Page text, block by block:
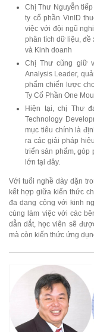
Chị Thư Nguyễn
ty cổ phần VinID
việc với đội ngũ
phân tích dữ liệu, đề
và Kinh doanh
Chị Thư cũng giữ
Analysis Leader,
phẩm chiến lược
Ty Cổ Phần One
Hiện tại, chị Thư
Technology
mục tiêu chính là
ra các giải pháp
triển sản phẩm, góp
lớn tại đây.
Với tuổi nghề dày dặn
kết hợp giữa kiến thức
đa dạng cộng với kinh
cùng làm việc với các
dẫn dắt, học viên sẽ
mà còn kiến thức ứng